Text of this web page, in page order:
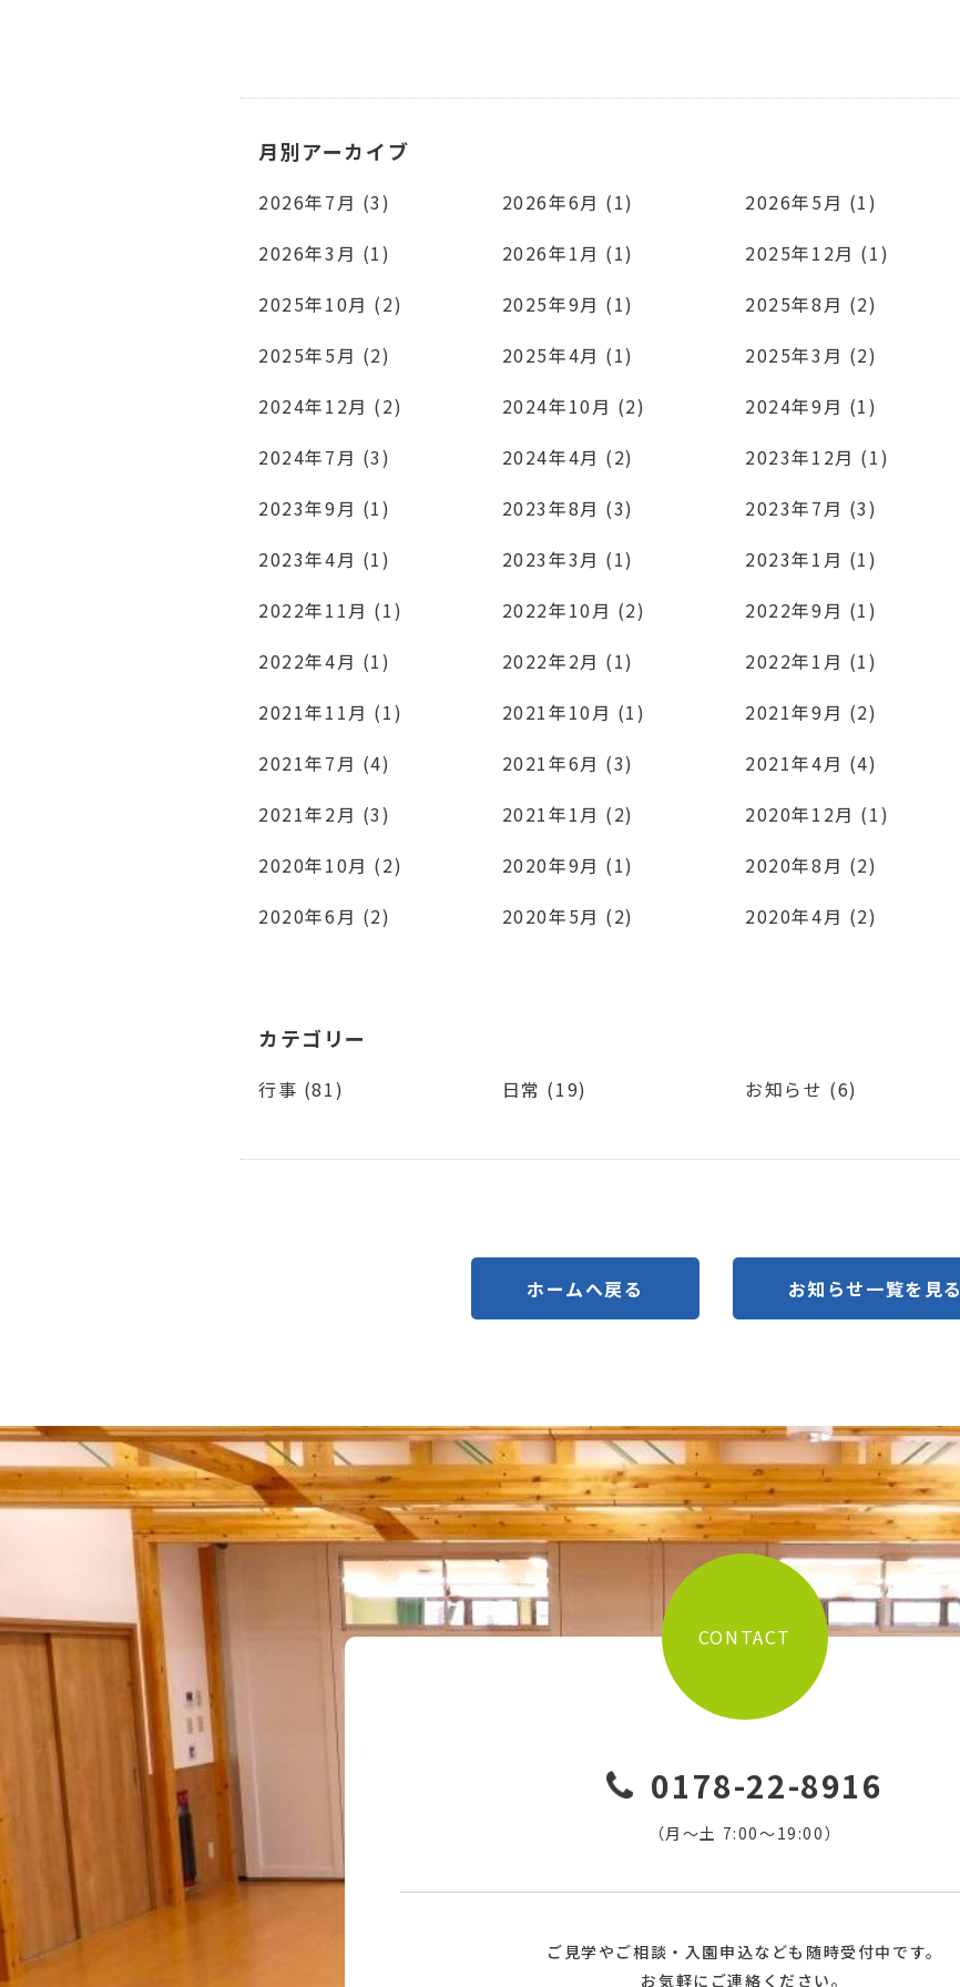
月別アーカイブ
2026年7月 (3) 2026年6月 (1) 2026年5月 (1)
2026年3月 (1)
2026年1月 (1) 2025年12月 (1)
2025年10月 (2)
2025年9月 (1) 2025年8月 (2)
2025年5月 (2)
2025年4月 (1) 2025年3月 (2)
2024年12月 (2)
2024年10月 (2) 2024年9月 (1)
2024年7月 (3)
2024年4月 (2) 2023年12月 (1)
2023年9月 (1)
2023年8月 (3) 2023年7月 (3)
2023年4月 (1)
2023年3月 (1) 2023年1月 (1)
2022年11月 (1)
2022年10月 (2) 2022年9月 (1)
2022年4月 (1)
2022年2月 (1) 2022年1月 (1)
2021年11月 (1)
2021年10月 (1) 2021年9月 (2)
2021年7月 (4)
2021年6月 (3) 2021年4月 (4)
2021年2月 (3)
2021年1月 (2) 2020年12月 (1)
2020年10月 (2)
2020年9月 (1) 2020年8月 (2)
2020年6月 (2)
2020年5月 (2) 2020年4月 (2)
カテゴリー
行事 (81) 日常 (19) お知らせ (6)
ホームへ戻る お知らせ一覧を見る
CONTACT
0178-22-8916
（月〜土 7:00〜19:00）
ご見学やご相談・入園申込なども随時受付中です。
お気軽にご連絡ください。